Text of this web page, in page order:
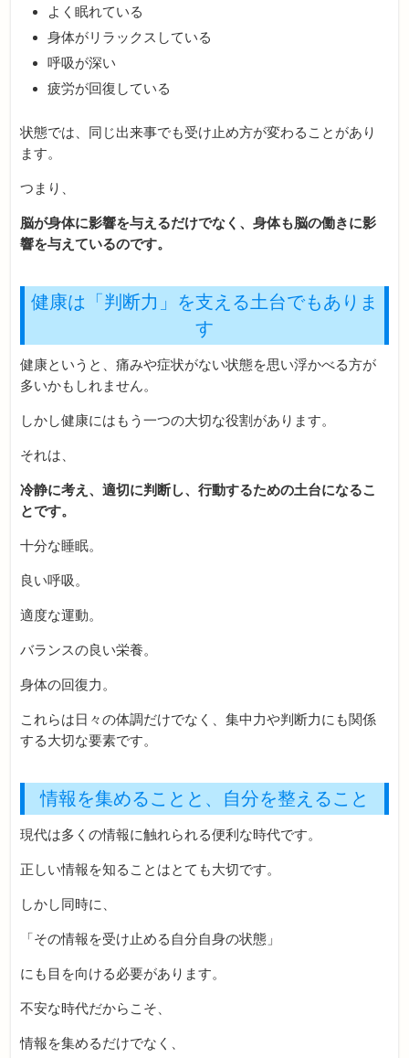
よく眠れている
身体がリラックスしている
呼吸が深い
疲労が回復している
状態では、同じ出来事でも受け止め方が変わることがあり
ます。
つまり、
脳が身体に影響を与えるだけでなく、身体も脳の働きに影
響を与えているのです。
健康は「判断力」を支える土台でもありま
す
健康というと、痛みや症状がない状態を思い浮かべる方が
多いかもしれません。
しかし健康にはもう一つの大切な役割があります。
それは、
冷静に考え、適切に判断し、行動するための土台になるこ
とです。
十分な睡眠。
良い呼吸。
適度な運動。
バランスの良い栄養。
身体の回復力。
これらは日々の体調だけでなく、集中力や判断力にも関係
する大切な要素です。
情報を集めることと、自分を整えること
現代は多くの情報に触れられる便利な時代です。
正しい情報を知ることはとても大切です。
しかし同時に、
「その情報を受け止める自分自身の状態」
にも目を向ける必要があります。
不安な時代だからこそ、
情報を集めるだけでなく、